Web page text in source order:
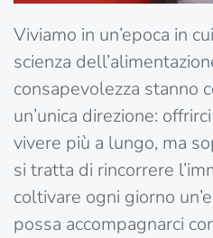
Viviamo in un’epoca in
scienza
consapevolezza stanno
un’unica direzione:
vivere più a lungo, ma
si tratta di rincorrere
coltivare ogni giorno
possa accompagnarci